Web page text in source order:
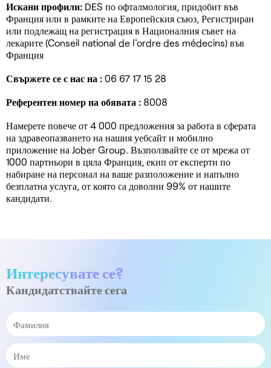
Искани профили: DES по офталмология, придобит във
Франция или в рамките на Европейския съюз, Регистриран
или подлежащ на регистрация в Националния съвет на
лекарите (Conseil national de l'ordre des médecins) във
Франция
Свържете се с нас на : 06 67 17 15 28
Референтен номер на обявата : 8008
Намерете повече от 4 000 предложения за работа в сферата
на здравеопазването на нашия уебсайт и мобилно
приложение на Jober Group. Възползвайте се от мрежа от
1000 партньори в цяла Франция, екип от експерти по
набиране на персонал на ваше разположение и напълно
безплатна услуга, от която са доволни 99% от нашите
кандидати.
Интересувате се?
Кандидатствайте сега